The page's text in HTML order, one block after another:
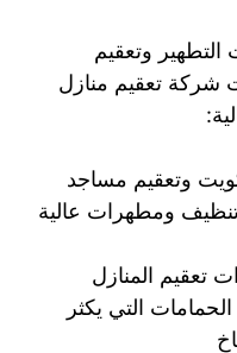
وتعقيم
شركة تعقيم منازل
وتعقيم مساجد
تنظيف ومطهرات عالية
تعقيم المنازل
التي يكثر